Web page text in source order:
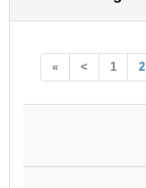
« < 1 2